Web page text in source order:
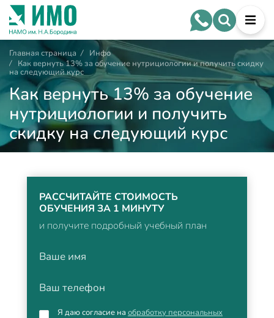
Главная страница /
Инфо
/
Как вернуть 13% за обучение нутрициологии и получить скидку
на следующий курс
Как вернуть 13% за обучение
нутрициологии и получить
скидку на следующий курс
РАССЧИТАЙТЕ СТОИМОСТЬ
ОБУЧЕНИЯ ЗА 1 МИНУТУ
и получите подробный учебный план
Ваше имя
Ваш телефон
Я даю согласие на обработку персональных